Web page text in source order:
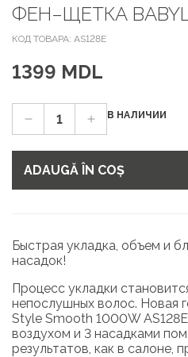
ФЕН–ЩЕТКА
КОД ТОВАРА: AS128E
1399 MDL
В НАЛИЧИИ
ADAUGĂ ÎN COȘ
Быстрая укладка, объем и
насадок!
Процесс укладки
непослушных волос. Новая
Style Smooth 1000W
воздухом и 3 насадками
результатов, как в салоне,